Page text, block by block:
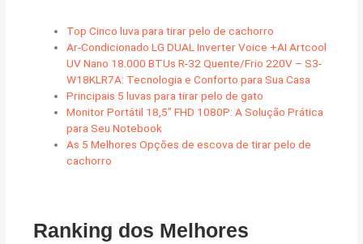
Top Cinco luva para tirar pelo de cachorro
Ar-Condicionado LG DUAL Inverter Voice +AI Artcool
UV Nano 18.000 BTUs R-32 Quente/Frio 220V – S3-
W18KLR7A: Tecnologia e Conforto para Sua Casa
Principais 5 luvas para tirar pelo de gato
Monitor Portátil 18,5” FHD 1080P: A Solução Prática
para Seu Notebook
As 5 Melhores Opções de escova de tirar pelo de
cachorro
Ranking dos Melhores